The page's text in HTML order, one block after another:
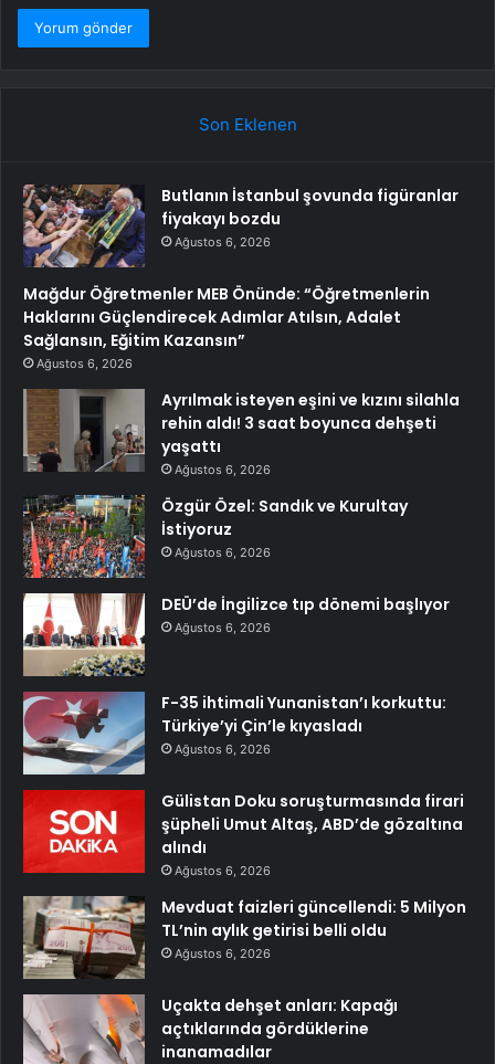
Son Eklenen
Butlanın İstanbul şovunda figüranlar
fiyakayı bozdu
Ağustos 6, 2026
Mağdur Öğretmenler MEB Önünde: “Öğretmenlerin
Haklarını Güçlendirecek Adımlar Atılsın, Adalet
Sağlansın, Eğitim Kazansın”
Ağustos 6, 2026
Ayrılmak isteyen eşini ve kızını silahla
rehin aldı! 3 saat boyunca dehşeti
yaşattı
Ağustos 6, 2026
Özgür Özel: Sandık ve Kurultay
İstiyoruz
Ağustos 6, 2026
DEÜ’de İngilizce tıp dönemi başlıyor
Ağustos 6, 2026
F-35 ihtimali Yunanistan’ı korkuttu:
Türkiye’yi Çin’le kıyasladı
Ağustos 6, 2026
Gülistan Doku soruşturmasında firari
şüpheli Umut Altaş, ABD’de gözaltına
alındı
Ağustos 6, 2026
Mevduat faizleri güncellendi: 5 Milyon
TL’nin aylık getirisi belli oldu
Ağustos 6, 2026
Uçakta dehşet anları: Kapağı
açtıklarında gördüklerine
inanamadılar